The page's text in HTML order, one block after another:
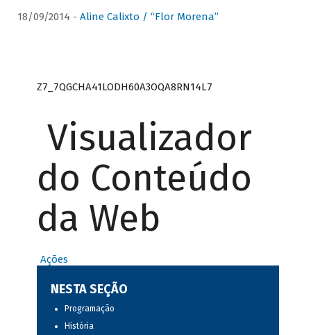
18/09/2014 - Aline Calixto / “Flor Morena”
Z7_7QGCHA41LODH60A3OQA8RN14L7
Visualizador
do Conteúdo
da Web
Ações
NESTA SEÇÃO
Programação
História